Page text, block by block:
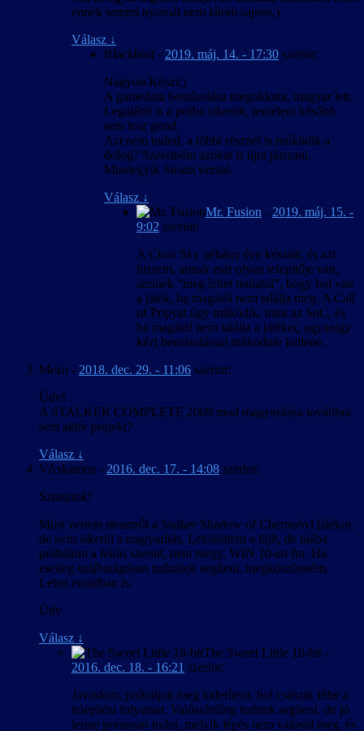
ennek semmi nyomát nem látom sajnos.)
Válasz ↓
Blackbird - 2019. máj. 14. - 17:30 szerint:
Nagyon Köszi:)
A gamedata bemásolása megoldotta, magyar lett.
Legalább is a próba sikerült, remélem később
sem lesz gond.
Azt nem tudod, a többi résznél is működik a
dolog? Szeretném azokat is újra játszani.
Mindegyik Steam verzió.
Válasz ↓
Mr. Fusion - 2019. máj. 15. -
9:02 szerint:
A Clear Sky néhány éve készült, és azt
hiszem, annak már olyan telepítője van,
aminek “meg lehet mutatni”, hogy hol van
a játék, ha magától nem találja meg. A Call
of Pripyat úgy működik, mint az SoC, és
ha magától nem találja a játékot, ugyanigy
kézi bemásolással működnie kellene.
Mezo - 2018. dec. 29. - 11:06 szerint:
Üdv!
A STALKER COMPLETE 2009 mod magyarítása továbbra
sem aktív projekt?
Válasz ↓
VAskatona - 2016. dec. 17. - 14:08 szerint:
Sziasztok!
Most vettem steamről a Stalker Shadow of Chernobyl játékot,
de nem sikerül a magyarítás. Letöltöttem a fájlt, de hiába
próbálom a leírás szerint, nem megy. WIN 10-en fut. Ha
esetleg szájbarágósan tudnátok segíteni, megköszönném.
Lehet emailban is.
Üdv
Válasz ↓
The Sweet Little 16-bit -
2016. dec. 18. - 16:21 szerint:
Javaslom, próbáljuk meg kideríteni, hol csúszik félre a
telepítési folyamat. Valószínűleg tudunk segíteni, de jó
lenne pontosan tudni, melyik lépés nem valósul meg, és